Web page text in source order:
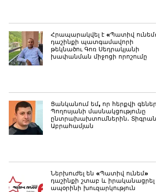
Հրապարակվել է «Պատիվ ունեմ»
դաշինքի պատգամավորի
թեկնածու Գոռ Սեդրակյանի
խափանման միջոցի որոշումը
Ցանկանում եմ, որ հերքվի
Պողոսյանի մասնակցությունը
ընտրախախտումներին․ Տիգրան
Աբրահամյան
Ներխուժել են «Պատիվ ունեմ»
դաշինքի շտաբ և իրականացրել
ապօրինի խուզարկություն